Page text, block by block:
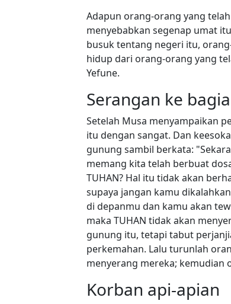
Adapun orang-orang yang
menyebabkan segenap umat
busuk tentang negeri itu,
hidup dari orang-orang yang
Yefune.
Serangan ke
Setelah Musa menyampaikan
itu dengan sangat. Dan
gunung sambil berkata:
memang kita telah berbuat
TUHAN? Hal itu tidak akan
supaya jangan kamu
di depanmu dan kamu akan
maka TUHAN tidak akan
gunung itu, tetapi tabut
perkemahan. Lalu turunlah
menyerang mereka; kemudian
Korban api-apian